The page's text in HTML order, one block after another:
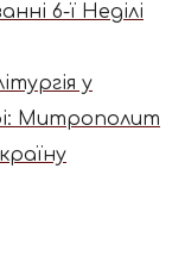
6-ї Неділі
у
Митрополит